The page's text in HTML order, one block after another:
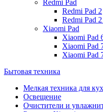
Redmi Pad
Redmi Pad 2
Redmi Pad
Xiaomi Pad
Xiaomi Pad
Xiaomi Pad
Xiaomi Pad
Бытовая техника
Мелкая техника для
Освещение
Очистители и